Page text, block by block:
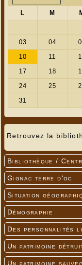
Retrouvez la
Bibliothèque /
Gignac terre d'oc
Situation
Démographie
Des personnalités
Un patrimoine
Un patrimoine